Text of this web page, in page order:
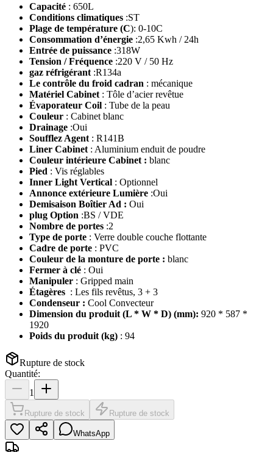
Capacité : 650L
Conditions climatiques :ST
Plage de température (C): 0-10C
Consommation d’énergie :2,65 Kwh / 24h
Entrée de puissance :318W
Tension / Fréquence :220 V / 50 Hz
gaz réfrigérant :R134a
Le contrôle du froid cadran : mécanique
Matériel Cabinet : Tôle d’acier revêtue
Évaporateur Coil : Tube de la peau
Couleur : Cabinet blanc
Drainage :Oui
Soufflez Agent : R141B
Liner Cabinet : Aluminium enduit de poudre
Couleur intérieure Cabinet : blanc
Pied : Vis réglables
Inner Light Vertical : Optionnel
Annonce extérieure Lumière :Oui
Demisaison Boîtier Ad : Oui
plug Option :BS / VDE
Nombre de portes :2
Type de porte : Verre double couche flottante
Cadre de porte : PVC
Couleur de la monture de porte : blanc
Fermer à clé : Oui
Manipuler : Gripped main
Étagères : Les fils revêtus, 3 + 3
Condenseur : Cool Convecteur
Dimension du produit (L * W * D) (mm): 920 * 587 *
1920
Poids du produit (kg) : 94
Rupture de stock
Quantité:
1
Rupture de stock Rupture de stock
WhatsApp